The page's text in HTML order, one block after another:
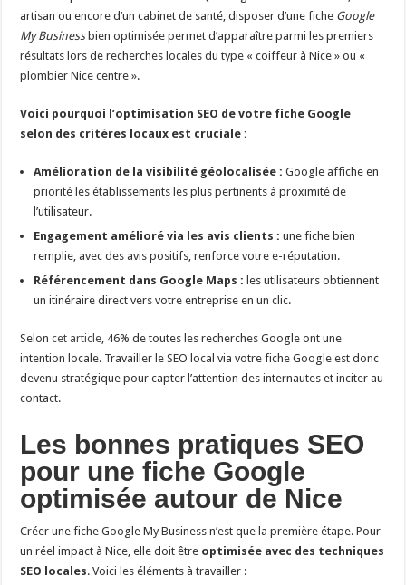
artisan ou encore d’un cabinet de santé, disposer d’une fiche Google
My Businessbien optimisée permet d’apparaître parmi les premiers
résultats lors de recherches locales du type « coiffeur à Nice » ou «
plombier Nice centre ».
Voici pourquoi l’optimisation SEO de votre fiche Google
selon des critères locaux est cruciale :
Amélioration de la visibilité géolocalisée : Google affiche en
priorité les établissements les plus pertinents à proximité de
l’utilisateur.
Engagement amélioré via les avis clients : une fiche bien
remplie, avec des avis positifs, renforce votre e-réputation.
Référencement dans Google Maps : les utilisateurs obtiennent
un itinéraire direct vers votre entreprise en un clic.
Seloncet article , 46% de toutes les recherches Google ont une
intention locale. Travailler le SEO local via votre fiche Google est donc
devenu stratégique pour capter l’attention des internautes et inciter au
contact.
Les bonnes pratiques SEO
pour une fiche Google
optimisée autour de Nice
Créer une fiche Google My Business n’est que la première étape. Pour
un réel impact à Nice, elle doit être optimisée avec des techniques
SEO locales. Voici les éléments à travailler :